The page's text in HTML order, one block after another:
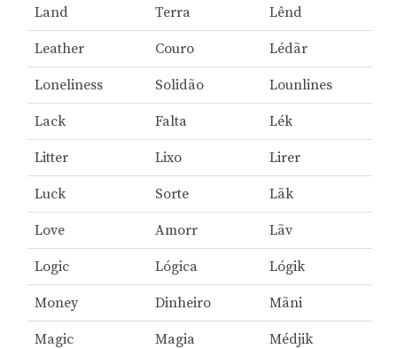
Land Terra Lênd
Leather Couro Lédãr
Loneliness Solidão Lounlines
Lack Falta Lék
Litter Lixo Lirer
Luck Sorte Lãk
Love Amorr Lãv
Logic Lógica Lógik
Money Dinheiro Mãni
Magic Magia Médjik